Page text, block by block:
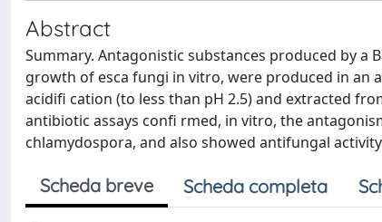
Abstract
Summary. Antagonistic substances produced by a
growth of esca fungi in vitro, were produced in an
acidifi cation (to less than pH 2.5) and extracted
antibiotic assays confi rmed, in vitro, the
chlamydospora, and also showed antifungal
Scheda breve Scheda completa